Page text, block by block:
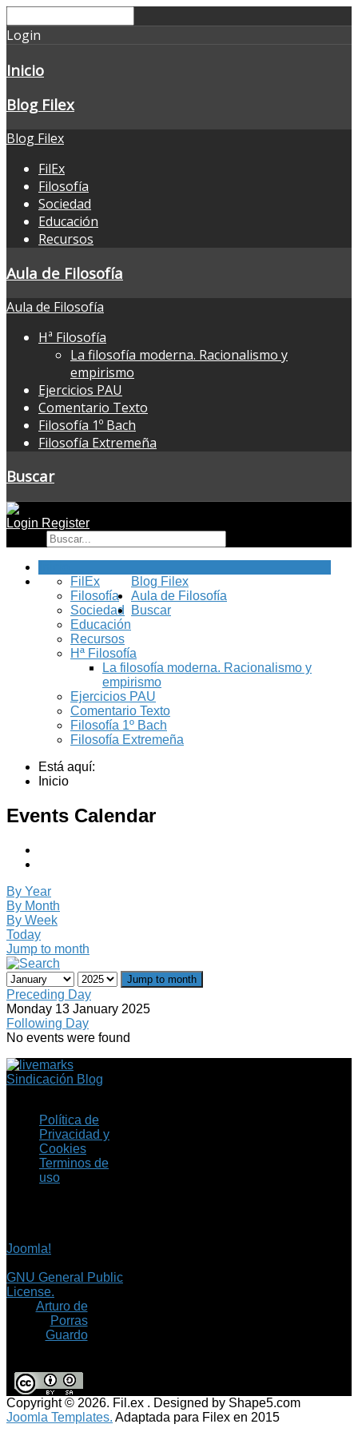
Login
Inicio
Blog Filex
Blog Filex
FilEx
Filosofía
Sociedad
Educación
Recursos
Aula de Filosofía
Aula de Filosofía
Hª Filosofía
La filosofía moderna. Racionalismo y
empirismo
Ejercicios PAU
Comentario Texto
Filosofía 1º Bach
Filosofía Extremeña
Buscar
Login Register
Blog Filex
FilEx
Filosofía
Sociedad
Educación
Recursos
Aula de Filosofía
Hª Filosofía
La filosofía moderna. Racionalismo y
empirismo
Ejercicios PAU
Comentario Texto
Filosofía 1º Bach
Filosofía Extremeña
Buscar
Está aquí:
Inicio
Events Calendar
By Year
By Month
By Week
Today
Jump to month
Jump to month
Preceding Day
Monday 13 January 2025
Following Day
No events were found
Sindicación Blog
Política de
Privacidad y
Cookies
Terminos de
uso
Joomla!
GNU General Public
License.
Arturo de
Porras
Guardo
Copyright © 2026. Fil.ex . Designed by Shape5.com
Joomla Templates. Adaptada para Filex en 2015